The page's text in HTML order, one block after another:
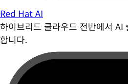
Red Hat AI
하이브리드 클라우드 전반에서 AI
합니다.